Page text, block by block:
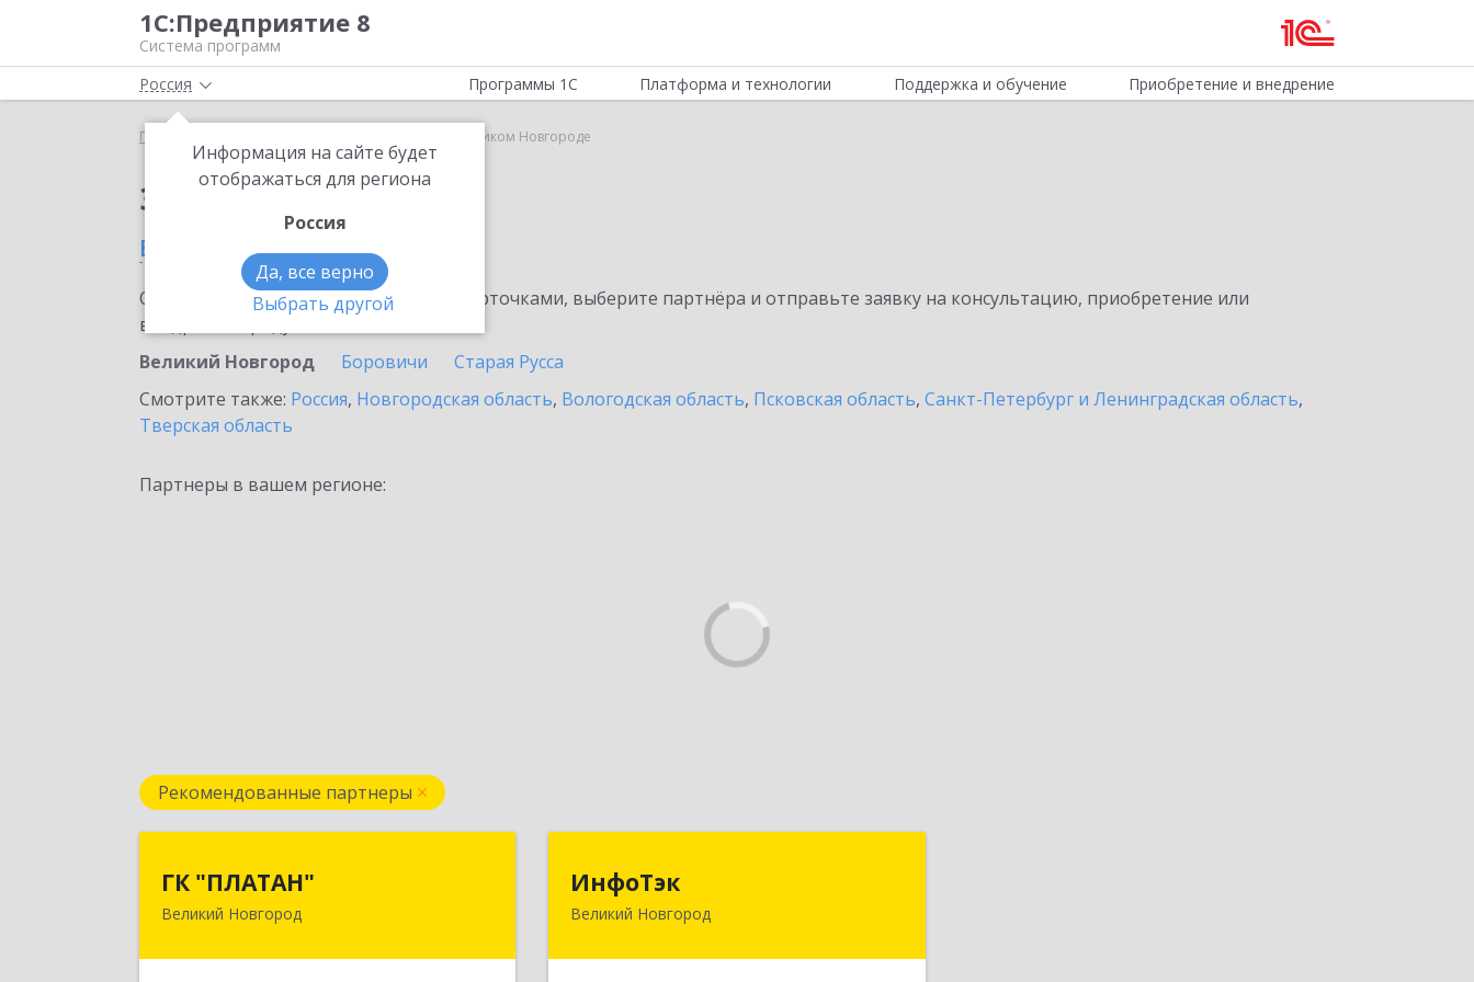
1С:Предприятие 8
Система программ
Россия
Информация на сайте будет
отображаться для региона
Россия
Да, все верно
Выбрать другой
Программы 1С Платформа и технологии Поддержка и обучение Приобретение и внедрение
Главная 1С-ЭПД в Великом Новгороде
Заказать 1С-ЭПД
в Великом Новгороде
Ознакомьтесь с информационными карточками, выберите партнёра и отправьте заявку на консультацию, приобретение или
внедрение продукта.
Великий Новгород
Боровичи
Старая Русса
Смотрите также: Россия, Новгородская область, Вологодская область, Псковская область, Санкт-Петербург и Ленинградская область,
Тверская область
Партнеры в вашем регионе:
Рекомендованные партнеры
ГК "ПЛАТАН"
Великий Новгород
173003, Новгородская обл, Великий
ИнфоТэк
Великий Новгород
173003, Новгородская обл, Великий